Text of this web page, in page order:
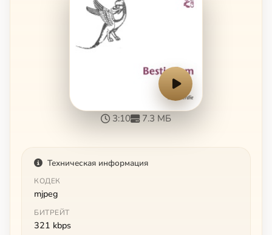
3:10 7.3 МБ
Техническая информация
КОДЕК
mjpeg
БИТРЕЙТ
321 kbps